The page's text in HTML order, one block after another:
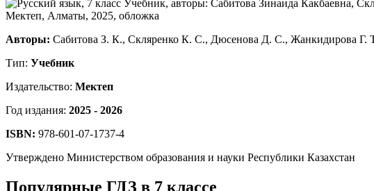
Авторы: Сабитова З. К., Скляренко К. С., Дюсенова Д. С., Жанкидирова Г.
Тип: Учебник
Издательство: Мектеп
Год издания: 2025 - 2026
ISBN: 978-601-07-1737-4
Утверждено Министерством образования и науки Республики Казахстан
Популярные ГДЗ в 7 классе